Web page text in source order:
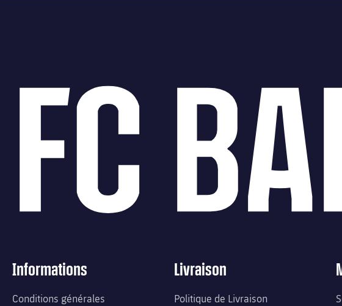
FC
Informations
Conditions générales
Livraison
Politique de Livraison